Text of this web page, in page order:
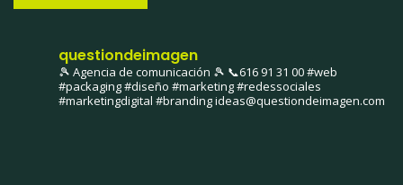
questiondeimagen
🎾 Agencia de comunicación 🎾 📞616 91 31 00#web
#packaging #diseño #marketing #redessociales
#marketingdigital #brandingideas@questiondeimagen.com